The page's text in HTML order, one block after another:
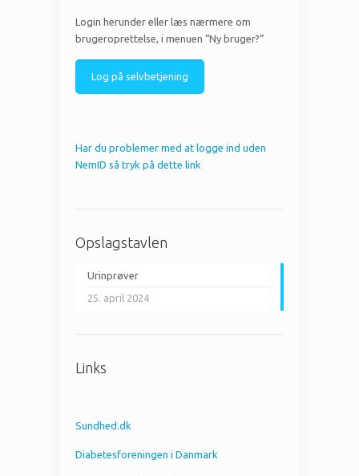
Login herunder eller læs nærmere om
brugeroprettelse, i menuen “Ny bruger?”
Log på selvbetjening
Har du problemer med at logge ind uden
NemID så tryk på dette link
Opslagstavlen
Urinprøver
25. april 2024
Links
Sundhed.dk
Diabetesforeningen i Danmark